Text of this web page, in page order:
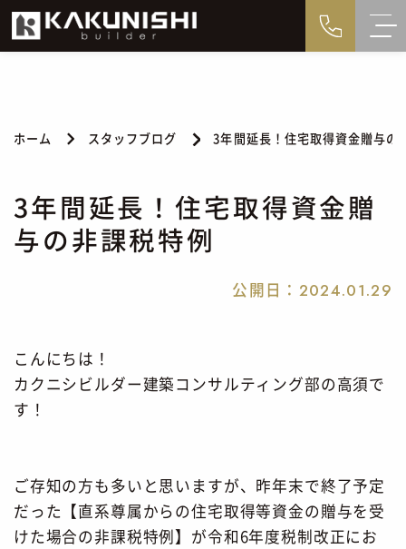
ホーム スタッフブログ 3年間延長！住宅取得資金贈与の
3年間延長！住宅取得資金贈
与の非課税特例
公開日： 2024.01.29
こんにちは！
カクニシビルダー建築コンサルティング部の高須で
す！
ご存知の方も多いと思いますが、昨年末で終了予定
だった【直系尊属からの住宅取得等資金の贈与を受
けた場合の非課税特例】が令和6年度税制改正にお